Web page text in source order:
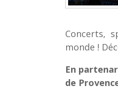
Concerts,
monde !
En
de